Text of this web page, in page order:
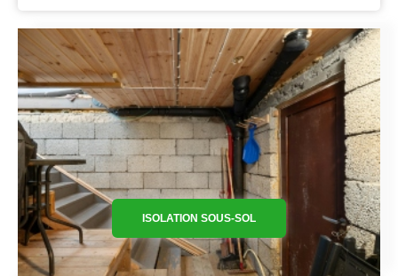
ISOLATION SOUS-SOL